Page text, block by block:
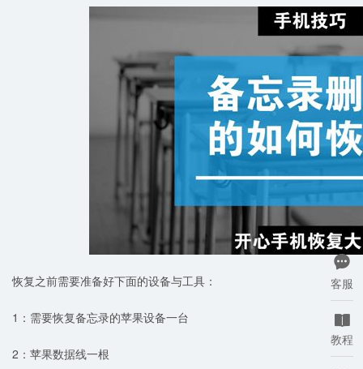
恢复之前需要准备好下面的设备与工具：
1：需要恢复备忘录的苹果设备一台
2：苹果数据线一根

客服

教程